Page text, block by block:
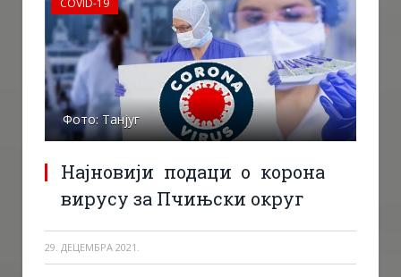
Фото: Танјуг
Најновији подаци о корона
вирусу за Пчињски округ
29. ДЕЦЕМБРА 2021.
COVID-19